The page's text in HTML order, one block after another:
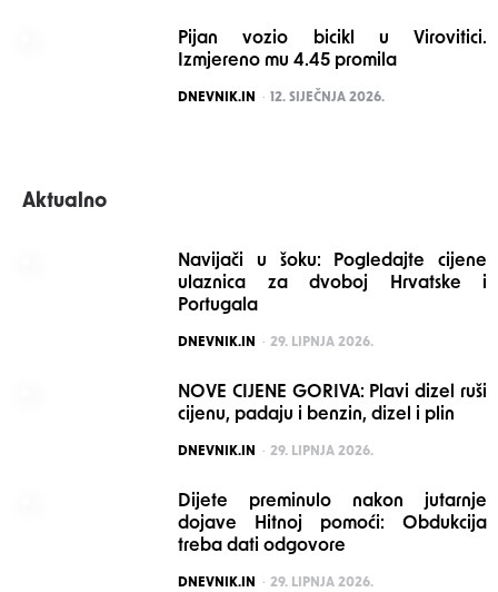
Pijan vozio bicikl u Virovitici.
Izmjereno mu 4.45 promila
POSTED
DNEVNIK.IN 12. SIJEČNJA 2026.
Aktualno
Navijači u šoku: Pogledajte cijene
ulaznica za dvoboj Hrvatske i
Portugala
POSTED
DNEVNIK.IN 29. LIPNJA 2026.
NOVE CIJENE GORIVA: Plavi dizel ruši
cijenu, padaju i benzin, dizel i plin
POSTED
DNEVNIK.IN 29. LIPNJA 2026.
Dijete preminulo nakon jutarnje
dojave Hitnoj pomoći: Obdukcija
treba dati odgovore
POSTED
DNEVNIK.IN 29. LIPNJA 2026.